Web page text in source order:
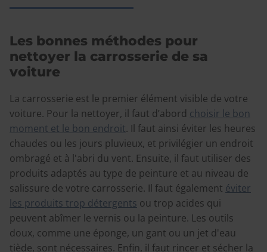
Les bonnes méthodes pour
nettoyer la carrosserie de sa
voiture
La carrosserie est le premier élément visible de votre
voiture. Pour la nettoyer, il faut d’abord choisir le bon
moment et le bon endroit. Il faut ainsi éviter les heures
chaudes ou les jours pluvieux, et privilégier un endroit
ombragé et à l'abri du vent. Ensuite, il faut utiliser des
produits adaptés au type de peinture et au niveau de
salissure de votre carrosserie. Il faut également éviter
les produits trop détergents ou trop acides qui
peuvent abîmer le vernis ou la peinture. Les outils
doux, comme une éponge, un gant ou un jet d'eau
tiède, sont nécessaires. Enfin, il faut rincer et sécher la